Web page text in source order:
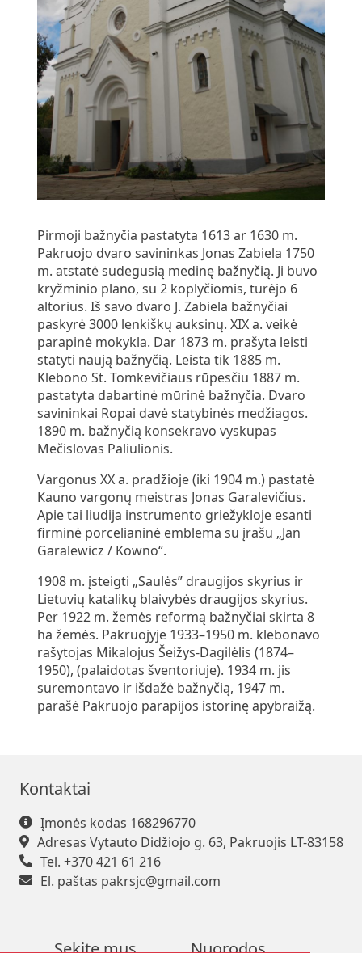
Pirmoji bažnyčia pastatyta 1613 ar 1630 m.
Pakruojo dvaro savininkas Jonas Zabiela 1750
m. atstatė sudegusią medinę bažnyčią. Ji buvo
kryžminio plano, su 2 koplyčiomis, turėjo 6
altorius. Iš savo dvaro J. Zabiela bažnyčiai
paskyrė 3000 lenkiškų auksinų. XIX a. veikė
parapinė mokykla. Dar 1873 m. prašyta leisti
statyti naują bažnyčią. Leista tik 1885 m.
Klebono St. Tomkevičiaus rūpesčiu 1887 m.
pastatyta dabartinė mūrinė bažnyčia. Dvaro
savininkai Ropai davė statybinės medžiagos.
1890 m. bažnyčią konsekravo vyskupas
Mečislovas Paliulionis.
Vargonus XX a. pradžioje (iki 1904 m.) pastatė
Kauno vargonų meistras Jonas Garalevičius.
Apie tai liudija instrumento griežykloje esanti
firminė porcelianinė emblema su įrašu „Jan
Garalewicz / Kowno“.
1908 m. įsteigti „Saulės” draugijos skyrius ir
Lietuvių katalikų blaivybės draugijos skyrius.
Per 1922 m. žemės reformą bažnyčiai skirta 8
ha žemės. Pakruojyje 1933–1950 m. klebonavo
rašytojas Mikalojus Šeižys-Dagilėlis (1874–
1950), (palaidotas šventoriuje). 1934 m. jis
suremontavo ir išdažė bažnyčią, 1947 m.
parašė Pakruojo parapijos istorinę apybraižą.
Kontaktai
Įmonės kodas 168296770
Adresas Vytauto Didžiojo g. 63, Pakruojis LT-83158
Tel. +370 421 61 216
El. paštas pakrsjc@gmail.com
Sekite mus Nuorodos